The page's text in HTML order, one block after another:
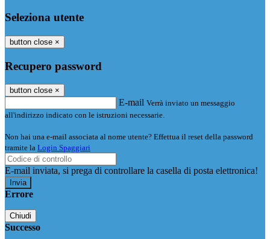
Seleziona utente
button close ×
Recupero password
button close ×
E-mail Verrà inviato un messaggio
all'indirizzo indicato con le istruzioni necessarie.
Non hai una e-mail associata al nome utente? Effettua il reset della password
tramite la Login Spaggiari
E-mail inviata, si prega di controllare la casella di posta elettronica!
Errore
Chiudi
Successo